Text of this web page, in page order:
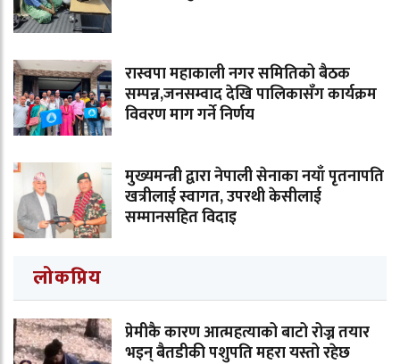
रास्वपा महाकाली नगर समितिको बैठक
सम्पन्न,जनसम्वाद देखि पालिकासँग कार्यक्रम
विवरण माग गर्ने निर्णय
मुख्यमन्त्री द्वारा नेपाली सेनाका नयाँ पृतनापति
खत्रीलाई स्वागत, उपरथी केसीलाई
सम्मानसहित विदाइ
लोकप्रिय
प्रेमीकै कारण आत्महत्याको बाटो रोज्न तयार
भइन् बैतडीकी पशुपति महरा यस्तो रहेछ